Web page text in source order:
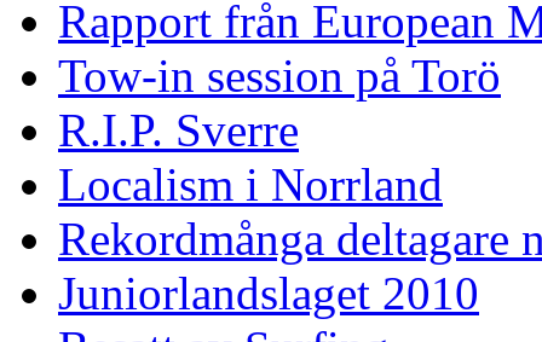
Rapport från European
Tow-in session på Torö
R.I.P. Sverre
Localism i Norrland
Rekordmånga deltagare
Juniorlandslaget 2010